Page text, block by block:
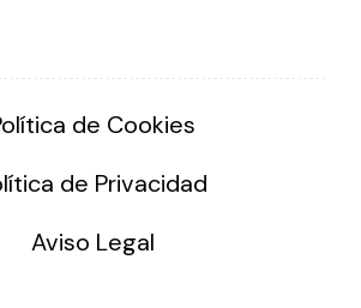
de Cookies
de Privacidad
Aviso Legal